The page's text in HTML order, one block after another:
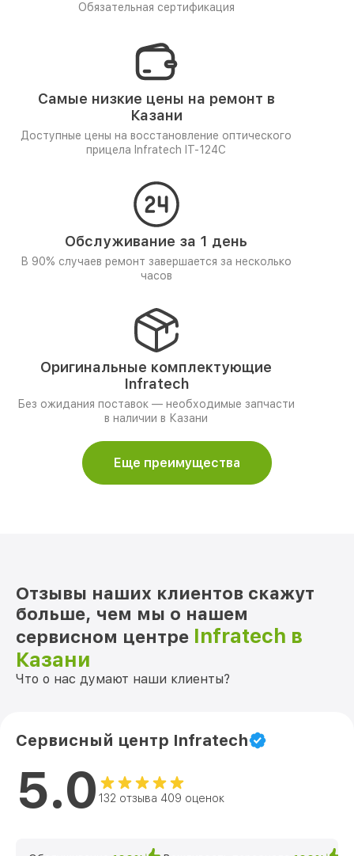
Обязательная сертификация
Самые низкие цены на ремонт в
Казани
Доступные цены на восстановление оптического
прицела Infratech IT-124C
Обслуживание за 1 день
В 90% случаев ремонт завершается за несколько
часов
Оригинальные комплектующие
Infratech
Без ожидания поставок — необходимые запчасти
в наличии в Казани
Еще преимущества
Отзывы наших клиентов скажут
больше, чем мы о нашем
сервисном центре Infratech в
Казани
Что о нас думают наши клиенты?
Сервисный центр Infratech
5.0 132 отзыва 409 оценок